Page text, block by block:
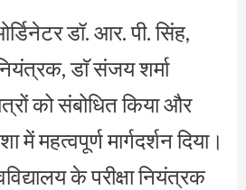
डॉ. आर. पी. सिंह,
डाॅ संजय शर्मा
को संबोधित किया और
में महत्वपूर्ण मार्गदर्शन दिया।
के परीक्षा नियंत्रक